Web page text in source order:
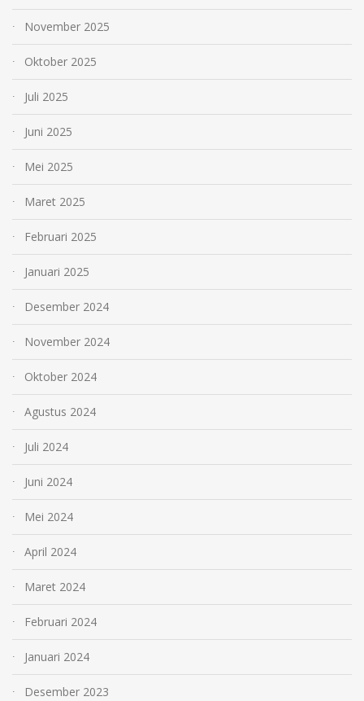
November 2025
Oktober 2025
Juli 2025
Juni 2025
Mei 2025
Maret 2025
Februari 2025
Januari 2025
Desember 2024
November 2024
Oktober 2024
Agustus 2024
Juli 2024
Juni 2024
Mei 2024
April 2024
Maret 2024
Februari 2024
Januari 2024
Desember 2023